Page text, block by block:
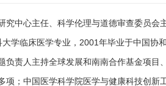
究中心主任、科学伦理与道德审查委员会
学临床医学专业，2001年毕业于中国协
责人主持全球发展和南南合作基金项目
；中国医学科学院医学与健康科技创新